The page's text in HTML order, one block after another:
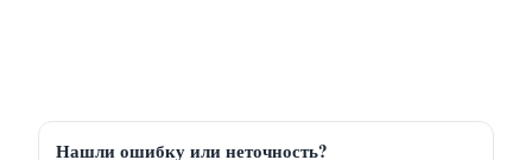
Нашли ошибку или неточность?